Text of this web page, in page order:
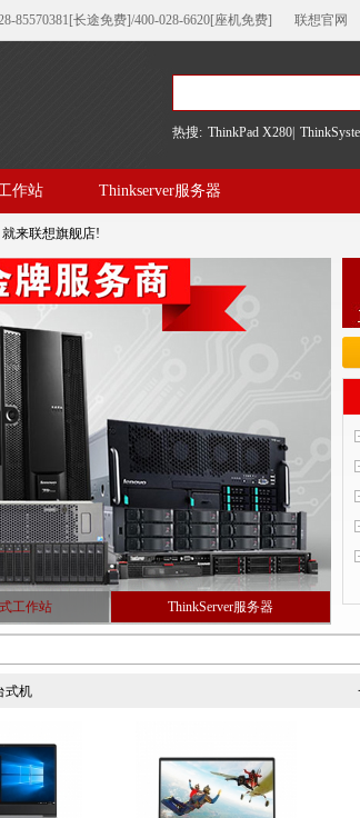
联想官网
85570381[长途免费]/400-028-6620[座机免费]
热搜: ThinkPad X280|
作站 Thinkserver服务器
来联想旗舰店!
工作站 ThinkServer服务器
式机